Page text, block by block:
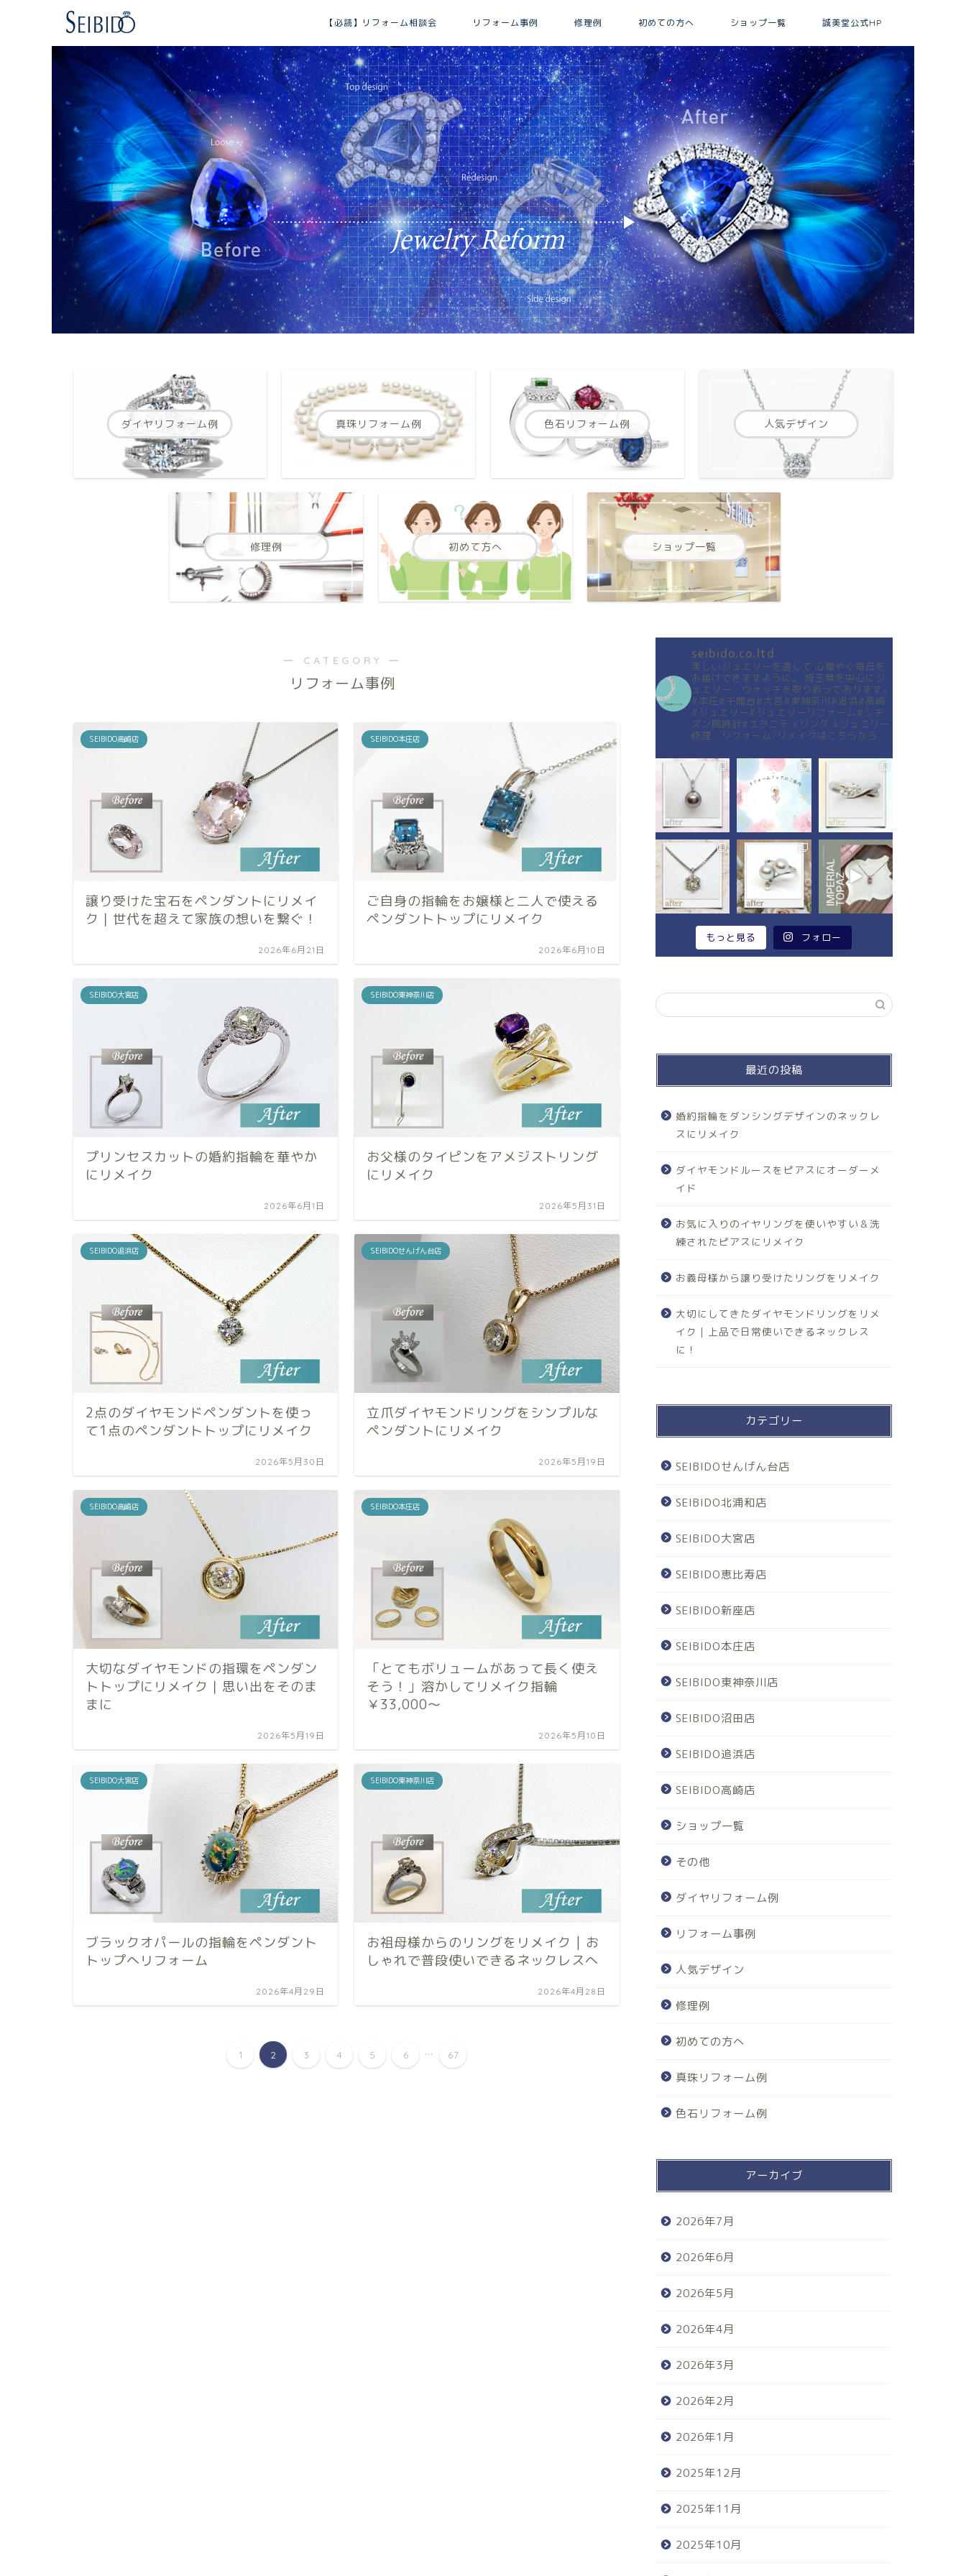
【必読】リフォーム相談会 リフォーム事例 修理例 初めての方へ ショップ一覧 誠美堂公式HP
ダイヤリフォーム例 真珠リフォーム例 色石リフォーム例 人気デザイン
修理例 初めて方へ ショップ一覧
― CATEGORY ―
リフォーム事例
SEIBIDO高崎店
譲り受けた宝石をペンダントにリメイ
ク｜世代を超えて家族の想いを繋ぐ！
2026年6月21日
SEIBIDO本庄店
ご自身の指輪をお嬢様と二人で使える
ペンダントトップにリメイク
2026年6月10日
SEIBIDO大宮店
プリンセスカットの婚約指輪を華やか
にリメイク
2026年6月1日
SEIBIDO東神奈川店
お父様のタイピンをアメジストリング
にリメイク
2026年5月31日
SEIBIDO追浜店
2点のダイヤモンドペンダントを使っ
て1点のペンダントトップにリメイク
2026年5月30日
SEIBIDOせんげん台店
立爪ダイヤモンドリングをシンプルな
ペンダントにリメイク
2026年5月19日
SEIBIDO高崎店
大切なダイヤモンドの指環をペンダン
トトップにリメイク｜思い出をそのま
まに
2026年5月19日
SEIBIDO本庄店
「とてもボリュームがあって長く使え
そう！」溶かしてリメイク指輪
￥33,000～
2026年5月10日
SEIBIDO大宮店
ブラックオパールの指輪をペンダント
トップへリフォーム
2026年4月29日
SEIBIDO東神奈川店
お祖母様からのリングをリメイク | お
しゃれで普段使いできるネックレスへ
2026年4月28日
1 2 3 4 5 6 ... 67
seibido.co.ltd
美しいジュエリーを通して 心華やぐ毎日を
お届けできますように。
埼玉県を中心にジ
ュエリー・ウォッチを取り扱っております。
#本庄#千間台#大宮#東神奈川#追浜#高崎
#ジュエリー#ジュエリーリフォーム#シチ
ズン腕時計#エタニティリング ↓ジュエリー
修理・リフォーム/リメイクはこちらから
もっと見る フォロー
最近の投稿
婚約指輪をダンシングデザインのネックレ
スにリメイク
ダイヤモンドルースをピアスにオーダーメ
イド
お気に入りのイヤリングを使いやすい＆洗
練されたピアスにリメイク
お義母様から譲り受けたリングをリメイク
大切にしてきたダイヤモンドリングをリメ
イク｜上品で日常使いできるネックレス
に！
カテゴリー
SEIBIDOせんげん台店
SEIBIDO北浦和店
SEIBIDO大宮店
SEIBIDO恵比寿店
SEIBIDO新座店
SEIBIDO本庄店
SEIBIDO東神奈川店
SEIBIDO沼田店
SEIBIDO追浜店
SEIBIDO高崎店
ショップ一覧
その他
ダイヤリフォーム例
リフォーム事例
人気デザイン
修理例
初めての方へ
真珠リフォーム例
色石リフォーム例
アーカイブ
2026年7月
2026年6月
2026年5月
2026年4月
2026年3月
2026年2月
2026年1月
2025年12月
2025年11月
2025年10月